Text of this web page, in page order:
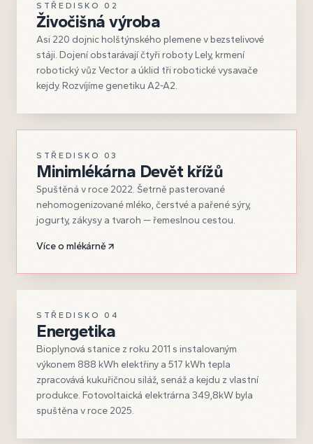
STŘEDISKO02
Živočišná výroba
Asi 220 dojnic holštýnského plemene v bezstelivové
stáji. Dojení obstarávají čtyři roboty Lely, krmení
robotický vůz Vector a úklid tři robotické vysavače
kejdy. Rozvíjíme genetiku A2-A2.
VLAJKOVÁ LOĎ
STŘEDISKO03
Minimlékárna Devět křížů
Spuštěná v roce 2022. Šetrně pasterované
nehomogenizované mléko, čerstvé a pařené sýry,
jogurty, zákysy a tvaroh — řemeslnou cestou.
Více o mlékárně
STŘEDISKO04
Energetika
Bioplynová stanice z roku 2011 s instalovaným
výkonem 888 kWh elektřiny a 517 kWh tepla
zpracovává kukuřičnou siláž, senáž a kejdu z vlastní
produkce. Fotovoltaická elektrárna 349,8kW byla
spuštěna v roce 2025.